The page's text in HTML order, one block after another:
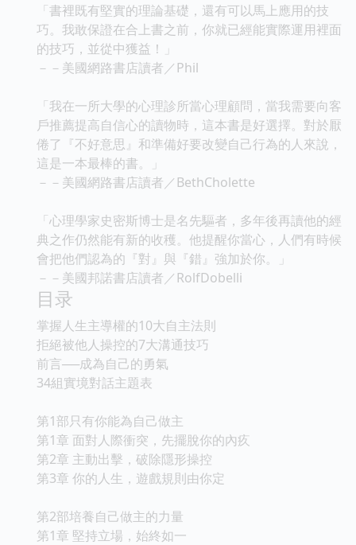
「書裡既有堅實的理論基礎，還有可以馬上應用的技
巧。我敢保證在合上書之前，你就已經能實際運用裡面
的技巧，並從中獲益！」
－－美國網路書店讀者／Phil
「我在一所大學的心理診所當心理顧問，當我需要向客
戶推薦提高自信心的讀物時，這本書是好選擇。對於厭
倦了『不好意思』和準備好要改變自己行為的人來說，
這是一本最棒的書。」
－－美國網路書店讀者／BethCholette
「心理學家史密斯博士是名先驅者，多年後再讀他的經
典之作仍然能有新的收穫。他提醒你當心，人們有時候
會把他們認為的『對』與『錯』強加於你。」
－－美國邦諾書店讀者／RolfDobelli
目录
掌握人生主導權的10大自主法則
拒絕被他人操控的7大溝通技巧
前言──成為自己的勇氣
34組實境對話主題表
第1部只有你能為自己做主
第1章 面對人際衝突，先擺脫你的內疚
第2章 主動出擊，破除隱形操控
第3章 你的人生，遊戲規則由你定
第2部培養自己做主的力量
第1章 堅持立場，始終如一